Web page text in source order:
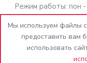
Режим работы: пон -
с 10:00 до 20:00
суб - вос с 10:00 до
18:00
E-mail:
Мы используем файлы
предоставить вам
использовать